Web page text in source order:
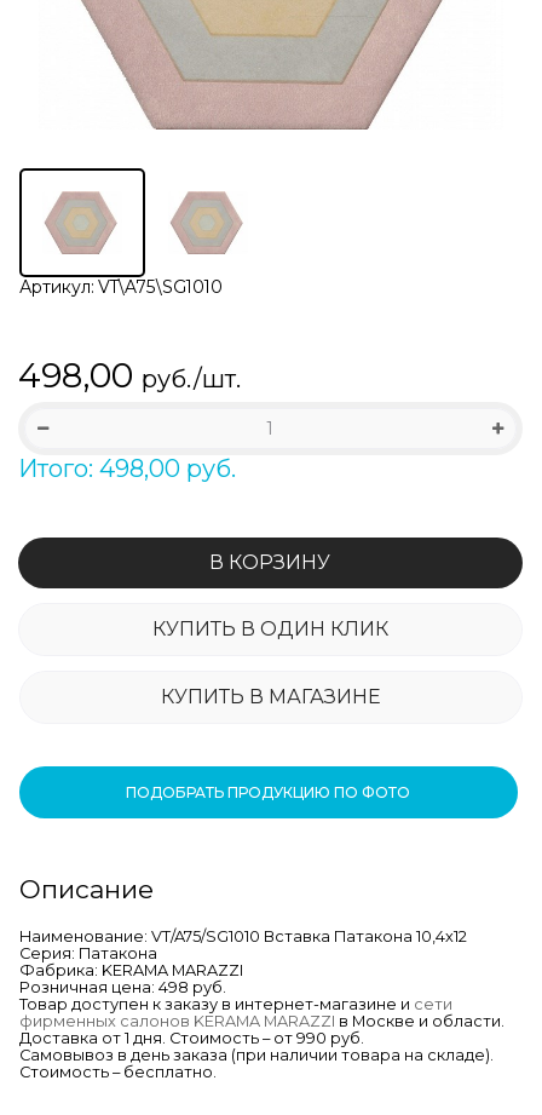
Артикул: VT\A75\SG1010
498,00 руб./шт.
Итого: 498,00 руб.
В КОРЗИНУ
КУПИТЬ В ОДИН КЛИК
КУПИТЬ В МАГАЗИНЕ
ПОДОБРАТЬ ПРОДУКЦИЮ ПО ФОТО
Описание
Наименование: VT/A75/SG1010 Вставка Патакона 10,4х12
Серия: Патакона
Фабрика: KERAMA MARAZZI
Розничная цена: 498 руб.
Товар доступен к заказу в интернет-магазине и сети
фирменных салонов KERAMA MARAZZI в Москве и области.
Доставка от 1 дня. Стоимость – от 990 руб.
Самовывоз в день заказа (при наличии товара на складе).
Стоимость – бесплатно.